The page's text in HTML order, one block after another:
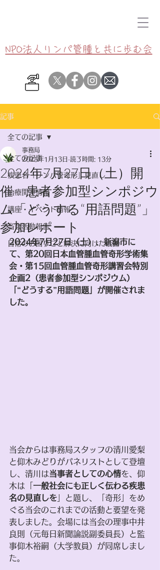
NPO法人リンパ管腫と共に歩む会
記事
全ての記事
疾患名「リンパ管奇形」見直し
治療関連情報
講座・イベント情報
当会活動報告
日常のお困りごと解決に向けた活動
全ての記事
2024年7月27日（土）開
催 患者参加型シンポジウ
ム「どうする“用語問題”」
参加レポート
事務局
2025年1月13日 読了時間: 13分
2024年7月27日（土）、新潟市に
て、第20回日本血管腫血管奇形学術集
会・第15回血管腫血管奇形講習会特別
企画2（患者参加型シンポジウム）
「“どうする”用語問題」が開催されま
した。
当会からは事務局スタッフの清川愛梨
と仰木みどりがパネリストとして登壇
し、清川は当事者としての心情を、仰
木は「 一般社会にも正しく伝わる疾患
名の見直しを 」と題し、「奇形」をめ
ぐる当会のこれまでの活動と要望を発
表しました。会場には当会の理事中井
良則（元毎日新聞論説副委員長）と監
事仰木裕嗣（大学教員）が同席しまし
た。